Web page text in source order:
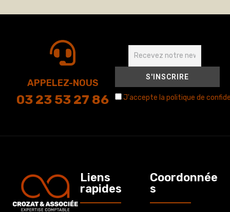
APPELEZ-NOUS
03 23 53 27 86 J'accepte la politique de
Liens
rapides
Coordonnée
s